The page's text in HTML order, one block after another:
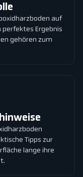
auf
perfektes Ergebnis
gehören zum
Tipps zur
lange ihre